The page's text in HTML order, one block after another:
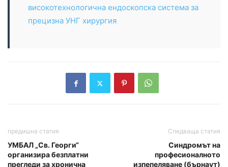
високотехнологична ендоскопска система за
прецизна УНГ хирургия
предишна статия
УМБАЛ „Св. Георги“
организира безплатни
прегледи за хронична
Следваща статия
Синдромът на
професионалното
изпепеляване (бърнаут)